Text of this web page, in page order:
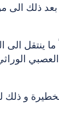
بعد ذلك
ينتقل الى
الخطيرة و